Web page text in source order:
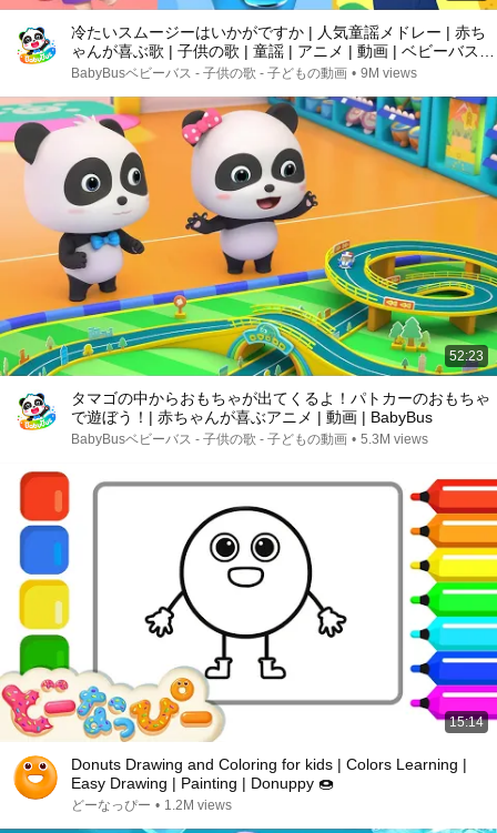
冷たいスムージーはいかがですか | 人気童謡メドレー | 赤ち
ゃんが喜ぶ歌 | 子供の歌 | 童謡 | アニメ | 動画 | ベビーバス|
BabyBus
BabyBusベビーバス - 子供の歌 - 子どもの動画 • 9M views
52:23
タマゴの中からおもちゃが出てくるよ！パトカーのおもちゃ
で遊ぼう！| 赤ちゃんが喜ぶアニメ | 動画 | BabyBus
BabyBusベビーバス - 子供の歌 - 子どもの動画 • 5.3M views
15:14
Donuts Drawing and Coloring for kids | Colors Learning |
Easy Drawing | Painting | Donuppy 🍩
どーなっぴー • 1.2M views